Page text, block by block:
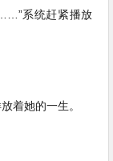
系统赶紧播放
着她的一生。